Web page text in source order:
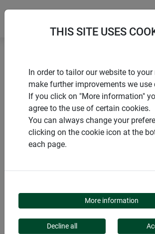
Accueil Sacs Sac de jardin en papier
PRODUITS
SAC DE JARDIN
THIS SITE USES
In order to tailor our website to your
make further improvements we use
If you click on "More information"
agree to the use of certain cookies.
You can always change your
clicking on the cookie icon at the
each page.
More information
Decline all